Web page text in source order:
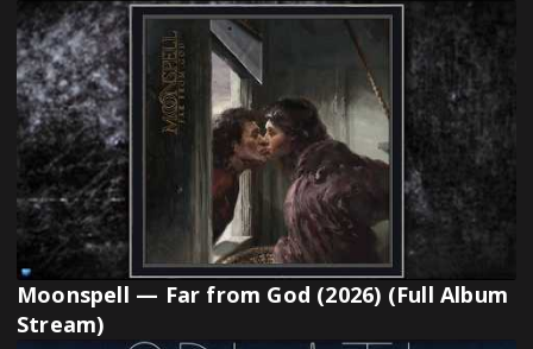
Moonspell — Far from God (2026) (Full Album
Stream)